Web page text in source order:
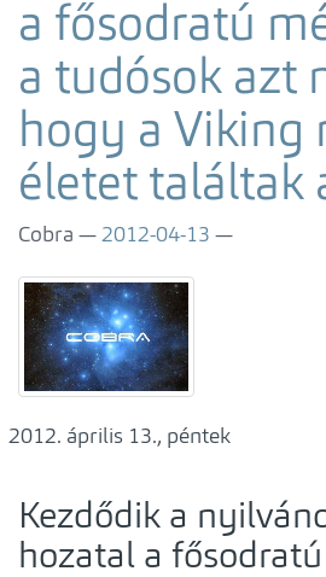
a fősodratú
a tudósok azt
hogy a Viking
életet találtak
Cobra 2012-04-13
április 13., péntek
Kezdődik a
hozatal a